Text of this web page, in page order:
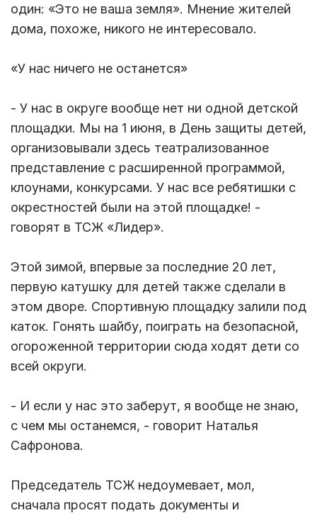
один: «Это не ваша земля». Мнение жителей
дома, похоже, никого не интересовало.
«У нас ничего не останется»
- У нас в округе вообще нет ни одной детской
площадки. Мы на 1 июня, в День защиты детей,
организовывали здесь театрализованное
представление с расширенной программой,
клоунами, конкурсами. У нас все ребятишки с
окрестностей были на этой площадке! -
говорят в ТСЖ «Лидер».
Этой зимой, впервые за последние 20 лет,
первую катушку для детей также сделали в
этом дворе. Спортивную площадку залили под
каток. Гонять шайбу, поиграть на безопасной,
огороженной территории сюда ходят дети со
всей округи.
- И если у нас это заберут, я вообще не знаю,
с чем мы останемся, - говорит Наталья
Сафронова.
Председатель ТСЖ недоумевает, мол,
сначала просят подать документы и